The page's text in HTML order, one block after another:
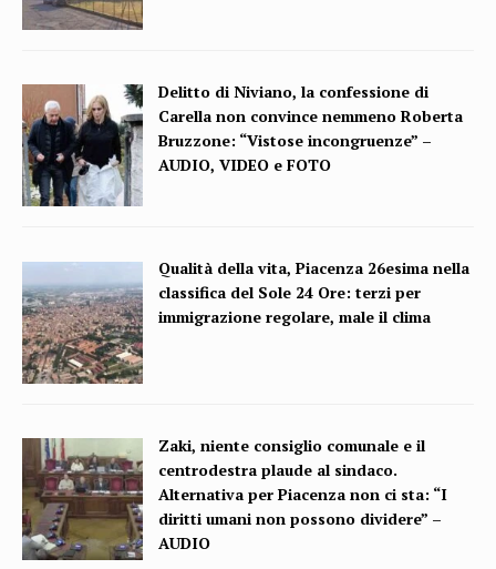
Delitto di Niviano, la confessione di
Carella non convince nemmeno Roberta
Bruzzone: “Vistose incongruenze” –
AUDIO, VIDEO e FOTO
Qualità della vita, Piacenza 26esima nella
classifica del Sole 24 Ore: terzi per
immigrazione regolare, male il clima
Zaki, niente consiglio comunale e il
centrodestra plaude al sindaco.
Alternativa per Piacenza non ci sta: “I
diritti umani non possono dividere” –
AUDIO